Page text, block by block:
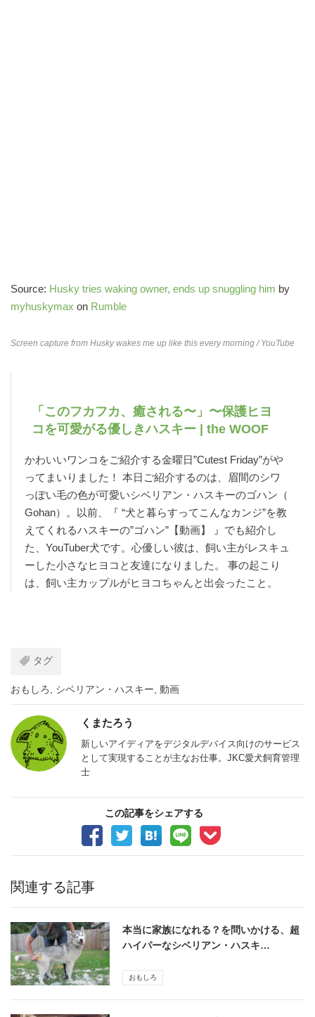
Source: Husky tries waking owner, ends up snuggling him by
myhuskymax on Rumble
Screen capture from Husky wakes me up like this every morning / YouTube
「このフカフカ、癒される〜」〜保護ヒヨ
コを可愛がる優しきハスキー | the WOOF
かわいいワンコをご紹介する金曜日”Cutest Friday”がや
ってまいりました！ 本日ご紹介するのは、眉間のシワ
っぽい毛の色が可愛いシベリアン・ハスキーのゴハン（
Gohan）。以前、『 “犬と暮らすってこんなカンジ”を教
えてくれるハスキーの”ゴハン”【動画】 』でも紹介し
た、YouTuber犬です。心優しい彼は、飼い主がレスキュ
ーした小さなヒヨコと友達になりました。 事の起こり
は、飼い主カップルがヒヨコちゃんと出会ったこと。
タグ
おもしろ シベリアン・ハスキー 動画
くまたろう
新しいアイディアをデジタルデバイス向けのサービス
として実現することが主なお仕事。JKC愛犬飼育管理
士
この記事をシェアする
関連する記事
本当に家族になれる？を問いかける、超
ハイパーなシベリアン・ハスキ…
おもしろ